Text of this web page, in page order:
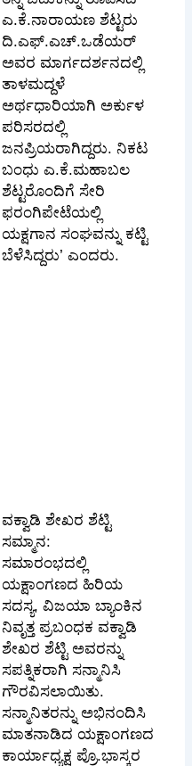
ಎ.ಕೆ.ನಾರಾಯಣ ಶೆಟ್ಟರು
ದಿ.ಎಫ್.ಎಚ್.ಒಡೆಯರ್
ಅವರ ಮಾರ್ಗದರ್ಶನದಲ್ಲಿ
ತಾಳಮದ್ದಳೆ
ಅರ್ಥಧಾರಿಯಾಗಿ ಅರ್ಕುಳ
ಪರಿಸರದಲ್ಲಿ
ಜನಪ್ರಿಯರಾಗಿದ್ದರು. ನಿಕಟ
ಬಂಧು ಎ.ಕೆ.ಮಹಾಬಲ
ಶೆಟ್ಟರೊಂದಿಗೆ ಸೇರಿ
ಫರಂಗಿಪೇಟೆಯಲ್ಲಿ
ಯಕ್ಷಗಾನ ಸಂಘವನ್ನು ಕಟ್ಟಿ
ಬೆಳೆಸಿದ್ದರು’ ಎಂದರು.
ವಕ್ವಾಡಿ ಶೇಖರ ಶೆಟ್ಟಿ
ಸಮ್ಮಾನ:
ಸಮಾರಂಭದಲ್ಲಿ
ಯಕ್ಷಾಂಗಣದ ಹಿರಿಯ
ಸದಸ್ಯ, ವಿಜಯಾ ಬ್ಯಾಂಕಿನ
ನಿವೃತ್ತ ಪ್ರಬಂಧಕ ವಕ್ವಾಡಿ
ಶೇಖರ ಶೆಟ್ಟಿ ಅವರನ್ನು
ಸಪತ್ನಿಕರಾಗಿ ಸನ್ಮಾನಿಸಿ
ಗೌರವಿಸಲಾಯಿತು.
ಸನ್ಮಾನಿತರನ್ನು ಅಭಿನಂದಿಸಿ
ಮಾತನಾಡಿದ ಯಕ್ಷಾಂಗಣದ
ಕಾರ್ಯಾಧ್ಯಕ್ಷ ಪ್ರೊ.ಭಾಸ್ಕರ